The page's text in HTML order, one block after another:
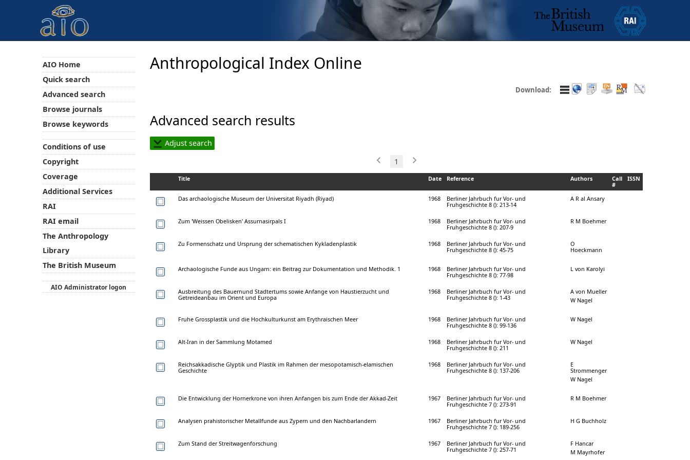
Anthropological Index Online
Download:
Advanced search results
Adjust search
1
Title Date Reference Authors
Call
#
ISSN
Das archaologische Museum der Universitat Riyadh (Riyad) 1968
Berliner Jahrbuch fur Vor- und
Fruhgeschichte 8 (): 213-14
A R al Ansary
Zum 'Weissen Obelisken' Assurnasirpals I 1968
Berliner Jahrbuch fur Vor- und
Fruhgeschichte 8 (): 207-9
R M Boehmer
Zu Formenschatz und Ursprung der schematischen Kykladenplastik 1968
Berliner Jahrbuch fur Vor- und
Fruhgeschichte 8 (): 45-75
O
Hoeckmann
Archaologische Funde aus Ungarn: ein Beitrag zur Dokumentation und Methodik. 1 1968
Berliner Jahrbuch fur Vor- und
Fruhgeschichte 8 (): 77-98
L von Karolyi
Ausbreitung des Bauernund Stadtertums sowie Anfange von Haustierzucht und
Getreideanbau im Orient und Europa
1968
Berliner Jahrbuch fur Vor- und
Fruhgeschichte 8 (): 1-43
A von Mueller
W Nagel
Fruhe Grossplastik und die Hochkulturkunst am Erythraischen Meer 1968
Berliner Jahrbuch fur Vor- und
Fruhgeschichte 8 (): 99-136
W Nagel
Alt-Iran in der Sammlung Motamed 1968
Berliner Jahrbuch fur Vor- und
Fruhgeschichte 8 (): 211
W Nagel
Reichsakkadische Glyptik und Plastik im Rahmen der mesopotamisch-elamischen
Geschichte
1968
Berliner Jahrbuch fur Vor- und
Fruhgeschichte 8 (): 137-206
E
Strommenger
W Nagel
Die Entwicklung der Hornerkrone von ihren Anfangen bis zum Ende der Akkad-Zeit 1967
Berliner Jahrbuch fur Vor- und
Fruhgeschichte 7 (): 273-91
R M Boehmer
Analysen prahistorischer Metallfunde aus Zypern und den Nachbarlandern 1967
Berliner Jahrbuch fur Vor- und
Fruhgeschichte 7 (): 189-256
H G Buchholz
Zum Stand der Streitwagenforschung 1967
Berliner Jahrbuch fur Vor- und
Fruhgeschichte 7 (): 257-71
F Hancar
M Mayrhofer
AIO Home
Quick search
Advanced search
Browse journals
Browse keywords
Conditions of use
Copyright
Coverage
Additional Services
RAI
RAI email
The Anthropology
Library
The British Museum
AIO Administrator logon